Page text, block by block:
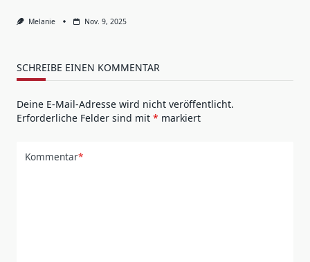
Melanie Nov. 9, 2025
SCHREIBE EINEN KOMMENTAR
Deine E-Mail-Adresse wird nicht veröffentlicht.
Erforderliche Felder sind mit * markiert
Kommentar*